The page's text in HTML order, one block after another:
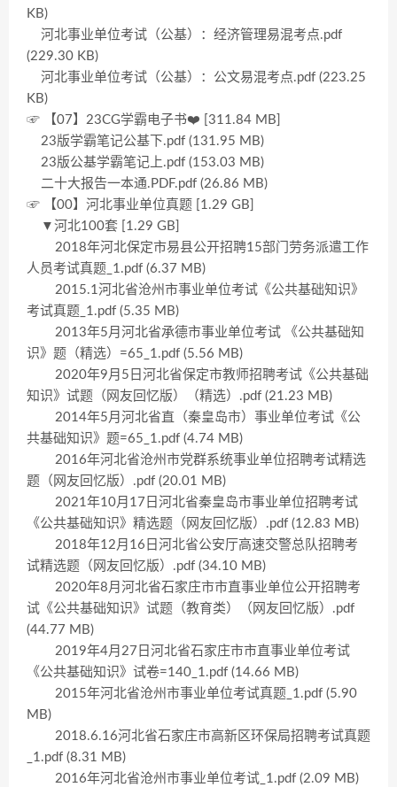
KB)
河北事业单位考试（公基）：经济管理易混考点.pdf
(229.30 KB)
河北事业单位考试（公基）：公文易混考点.pdf (223.25
KB)
☞ 【07】23CG学霸电子书❤️ [311.84 MB]
23版学霸笔记公基下.pdf (131.95 MB)
23版公基学霸笔记上.pdf (153.03 MB)
二十大报告一本通.PDF.pdf (26.86 MB)
☞ 【00】河北事业单位真题 [1.29 GB]
▼河北100套 [1.29 GB]
2018年河北保定市易县公开招聘15部门劳务派遣工作
人员考试真题_1.pdf (6.37 MB)
2015.1河北省沧州市事业单位考试《公共基础知识》
考试真题_1.pdf (5.35 MB)
2013年5月河北省承德市事业单位考试 《公共基础知
识》题（精选）=65_1.pdf (5.56 MB)
2020年9月5日河北省保定市教师招聘考试《公共基础
知识》试题（网友回忆版）（精选）.pdf (21.23 MB)
2014年5月河北省直（秦皇岛市）事业单位考试《公
共基础知识》题=65_1.pdf (4.74 MB)
2016年河北省沧州市党群系统事业单位招聘考试精选
题（网友回忆版）.pdf (20.01 MB)
2021年10月17日河北省秦皇岛市事业单位招聘考试
《公共基础知识》精选题（网友回忆版）.pdf (12.83 MB)
2018年12月16日河北省公安厅高速交警总队招聘考
试精选题（网友回忆版）.pdf (34.10 MB)
2020年8月河北省石家庄市市直事业单位公开招聘考
试《公共基础知识》试题（教育类）（网友回忆版）.pdf
(44.77 MB)
2019年4月27日河北省石家庄市市直事业单位考试
《公共基础知识》试卷=140_1.pdf (14.66 MB)
2015年河北省沧州市事业单位考试真题_1.pdf (5.90
MB)
2018.6.16河北省石家庄市高新区环保局招聘考试真题
_1.pdf (8.31 MB)
2016年河北省沧州市事业单位考试_1.pdf (2.09 MB)